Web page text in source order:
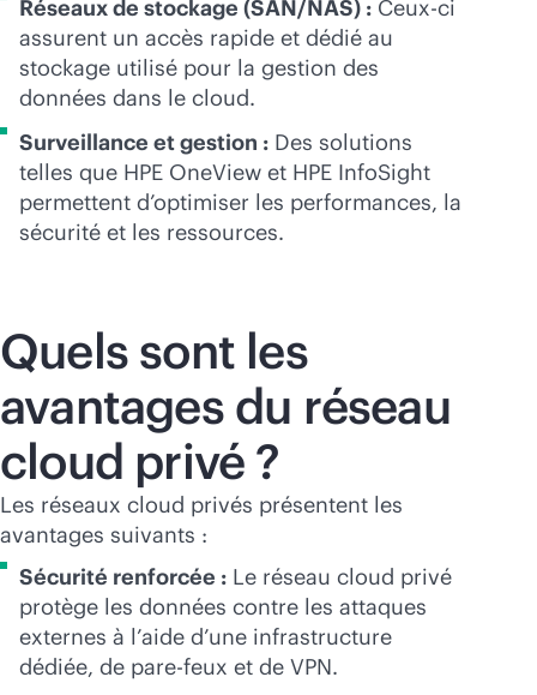
Réseaux de stockage (SAN/NAS) : Ceux-ci
assurent un accès rapide et dédié au
stockage utilisé pour la gestion des
données dans le cloud.
Surveillance et gestion : Des solutions
telles que HPE OneView et HPE InfoSight
permettent d’optimiser les performances, la
sécurité et les ressources.
Quels sont les
avantages du réseau
cloud privé ?
Les réseaux cloud privés présentent les
avantages suivants :
Sécurité renforcée : Le réseau cloud privé
protège les données contre les attaques
externes à l’aide d’une infrastructure
dédiée, de pare-feux et de VPN.